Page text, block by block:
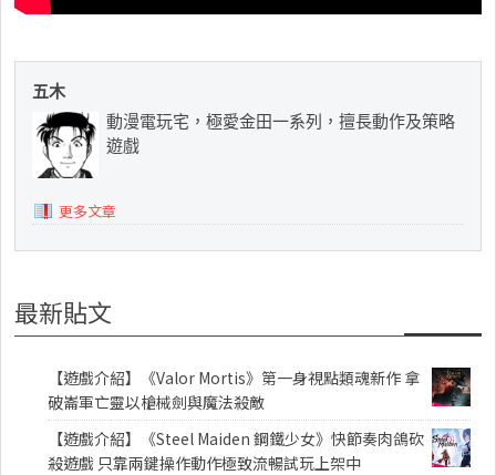
五木
動漫電玩宅，極愛金田一系列，擅長動作及策略
遊戲
更多文章
最新貼文
【遊戲介紹】《Valor Mortis》第一身視點類魂新作 拿
破崙軍亡靈以槍械劍與魔法殺敵
【遊戲介紹】《Steel Maiden 鋼鐵少女》快節奏肉鴿砍
殺遊戲 只靠兩鍵操作動作極致流暢試玩上架中